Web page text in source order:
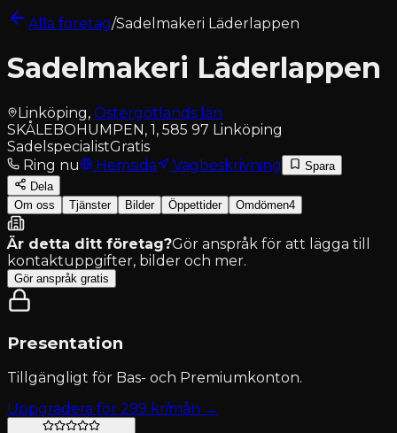
Alla företag/Sadelmakeri Läderlappen
Sadelmakeri Läderlappen
Linköping, Östergötlands län
SKÅLEBOHUMPEN, 1, 585 97 Linköping
SadelspecialistGratis
Ring nu
Hemsida Vägbeskrivning
Spara
Dela
Om oss
Tjänster Bilder Öppettider Omdömen4
Är detta ditt företag?Gör anspråk för att lägga till
kontaktuppgifter, bilder och mer.
Gör anspråk gratis
Presentation
Tillgängligt för Bas- och Premiumkonton.
Uppgradera för 299 kr/mån →